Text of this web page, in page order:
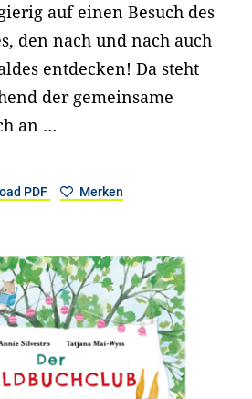
auf einen Besuch des
den nach und nach auch
entdecken! Da steht
der gemeinsame
an …
PDF Merken